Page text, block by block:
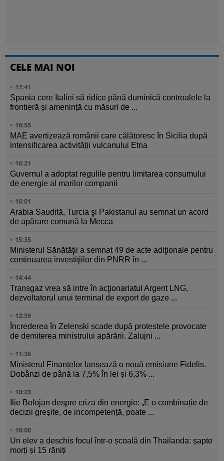
CELE MAI NOI
17:41
Spania cere Italiei să ridice până duminică controalele la
frontieră și amenință cu măsuri de ...
16:55
MAE avertizează românii care călătoresc în Sicilia după
intensificarea activității vulcanului Etna
16:21
Guvernul a adoptat regulile pentru limitarea consumului
de energie al marilor companii
16:01
Arabia Saudită, Turcia şi Pakistanul au semnat un acord
de apărare comună la Mecca
15:35
Ministerul Sănătăţii a semnat 49 de acte adiţionale pentru
continuarea investiţiilor din PNRR în ...
14:44
Transgaz vrea să intre în acţionariatul Argent LNG,
dezvoltatorul unui terminal de export de gaze ...
12:59
Încrederea în Zelenski scade după protestele provocate
de demiterea ministrului apărării. Zalujni ...
11:36
Ministerul Finanțelor lansează o nouă emisiune Fidelis.
Dobânzi de până la 7,5% în lei și 6,3% ...
10:23
Ilie Bolojan despre criza din energie: „E o combinație de
decizii greșite, de incompetență, poate ...
10:00
Un elev a deschis focul într-o școală din Thailanda: șapte
morți și 15 răniți